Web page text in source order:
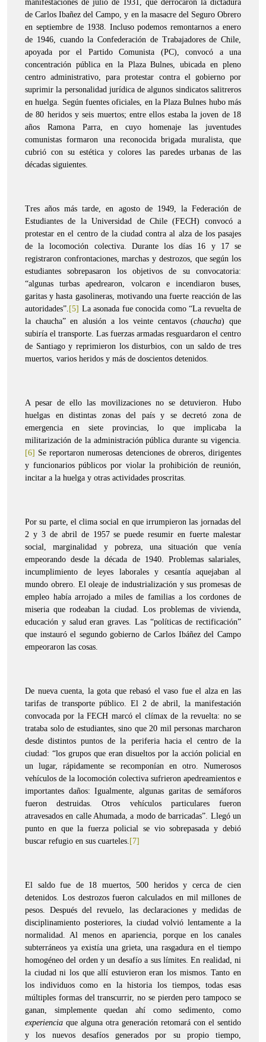
manifestaciones de julio de 1931, que derrocaron la dictadura
de Carlos Ibañez del Campo, y en la masacre del Seguro Obrero
en septiembre de 1938. Incluso podemos remontarnos a enero
de 1946, cuando la Confederación de Trabajadores de Chile,
apoyada por el Partido Comunista (PC), convocó a una
concentración pública en la Plaza Bulnes, ubicada en pleno
centro administrativo, para protestar contra el gobierno por
suprimir la personalidad jurídica de algunos sindicatos salitreros
en huelga. Según fuentes oficiales, en la Plaza Bulnes hubo más
de 80 heridos y seis muertos; entre ellos estaba la joven de 18
años Ramona Parra, en cuyo homenaje las juventudes
comunistas formaron una reconocida brigada muralista, que
cubrió con su estética y colores las paredes urbanas de las
décadas siguientes.
Tres años más tarde, en agosto de 1949, la Federación de
Estudiantes de la Universidad de Chile (FECH) convocó a
protestar en el centro de la ciudad contra al alza de los pasajes
de la locomoción colectiva. Durante los días 16 y 17 se
registraron confrontaciones, marchas y destrozos, que según los
estudiantes sobrepasaron los objetivos de su convocatoria:
“algunas turbas apedrearon, volcaron e incendiaron buses,
garitas y hasta gasolineras, motivando una fuerte reacción de las
autoridades”. [5] La asonada fue conocida como “La revuelta de
la chaucha” en alusión a los veinte centavos (chaucha) que
subiría el transporte. Las fuerzas armadas resguardaron el centro
de Santiago y reprimieron los disturbios, con un saldo de tres
muertos, varios heridos y más de doscientos detenidos.
A pesar de ello las movilizaciones no se detuvieron. Hubo
huelgas en distintas zonas del país y se decretó zona de
emergencia en siete provincias, lo que implicaba la
militarización de la administración pública durante su vigencia.
[6] Se reportaron numerosas detenciones de obreros, dirigentes
y funcionarios públicos por violar la prohibición de reunión,
incitar a la huelga y otras actividades proscritas.
Por su parte, el clima social en que irrumpieron las jornadas del
2 y 3 de abril de 1957 se puede resumir en fuerte malestar
social, marginalidad y pobreza, una situación que venía
empeorando desde la década de 1940. Problemas salariales,
incumplimiento de leyes laborales y cesantía aquejaban al
mundo obrero. El oleaje de industrialización y sus promesas de
empleo había arrojado a miles de familias a los cordones de
miseria que rodeaban la ciudad. Los problemas de vivienda,
educación y salud eran graves. Las “políticas de rectificación”
que instauró el segundo gobierno de Carlos Ibáñez del Campo
empeoraron las cosas.
De nueva cuenta, la gota que rebasó el vaso fue el alza en las
tarifas de transporte público. El 2 de abril, la manifestación
convocada por la FECH marcó el clímax de la revuelta: no se
trataba solo de estudiantes, sino que 20 mil personas marcharon
desde distintos puntos de la periferia hacia el centro de la
ciudad: “los grupos que eran disueltos por la acción policial en
un lugar, rápidamente se recomponían en otro. Numerosos
vehículos de la locomoción colectiva sufrieron apedreamientos e
importantes daños: Igualmente, algunas garitas de semáforos
fueron destruidas. Otros vehículos particulares fueron
atravesados en calle Ahumada, a modo de barricadas”. Llegó un
punto en que la fuerza policial se vio sobrepasada y debió
buscar refugio en sus cuarteles. [7]
El saldo fue de 18 muertos, 500 heridos y cerca de cien
detenidos. Los destrozos fueron calculados en mil millones de
pesos. Después del revuelo, las declaraciones y medidas de
disciplinamiento posteriores, la ciudad volvió lentamente a la
normalidad. Al menos en apariencia, porque en los canales
subterráneos ya existía una grieta, una rasgadura en el tiempo
homogéneo del orden y un desafío a sus límites. En realidad, ni
la ciudad ni los que allí estuvieron eran los mismos. Tanto en
los individuos como en la historia los tiempos, todas esas
múltiples formas del transcurrir, no se pierden pero tampoco se
ganan, simplemente quedan ahí como sedimento, como
experiencia que alguna otra generación retomará con el sentido
y los nuevos desafíos generados por su propio tiempo,